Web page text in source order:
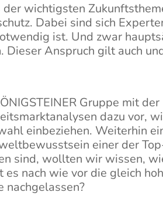
der wichtigsten
Dabei sind sich
ist. Und zwar
Anspruch gilt auch
Gruppe mit
dazu vor,
einbeziehen. Weiterhin
einer der
sind, wollten wir wissen,
nach wie vor die gleich
nachgelassen?